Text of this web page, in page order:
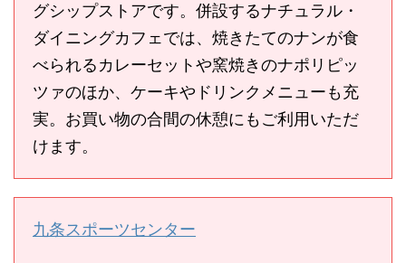
グシップストアです。併設するナチュラル・
ダイニングカフェでは、焼きたてのナンが食
べられるカレーセットや窯焼きのナポリピッ
ツァのほか、ケーキやドリンクメニューも充
実。お買い物の合間の休憩にもご利用いただ
けます。
九条スポーツセンター